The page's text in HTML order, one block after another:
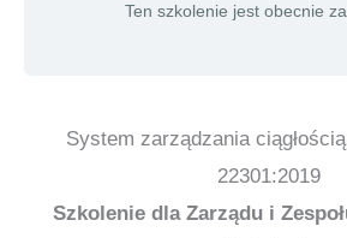
Ten szkolenie jest obecnie
System zarządzania
22301:2019
Szkolenie dla Zarządu i